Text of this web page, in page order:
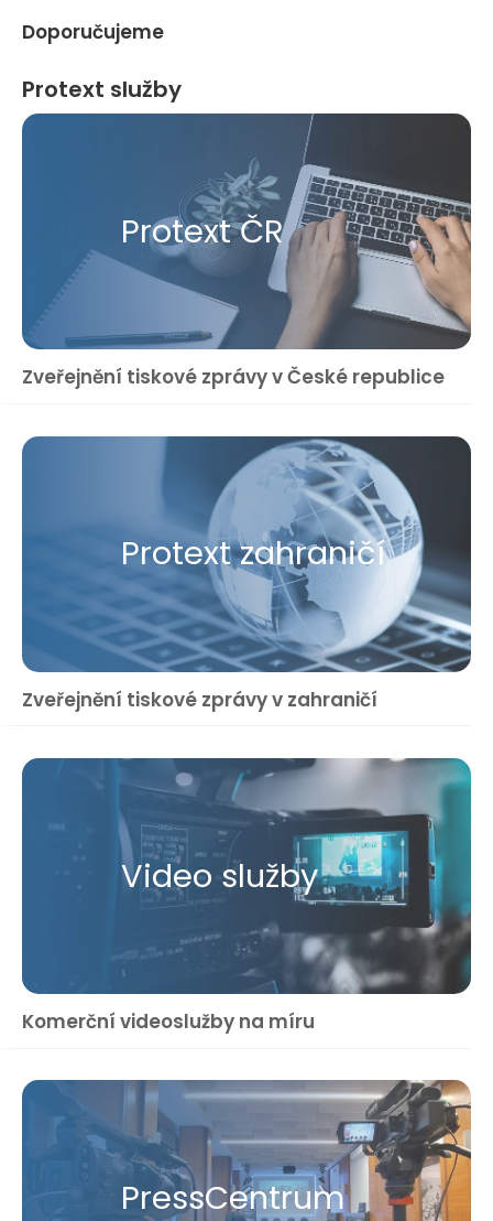
Doporučujeme
Protext služby
Protext ČR
Zveřejnění tiskové zprávy v České republice
Protext zahraničí
Zveřejnění tiskové zprávy v zahraničí
Video služby
Komerční videoslužby na míru
Press​Centrum